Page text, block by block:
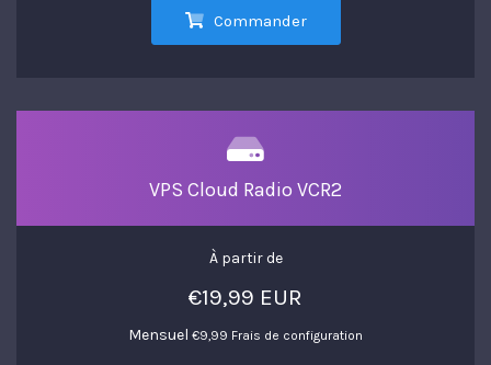
Commander
VPS Cloud Radio VCR2
À partir de
€19,99 EUR
Mensuel €9,99 Frais de configuration